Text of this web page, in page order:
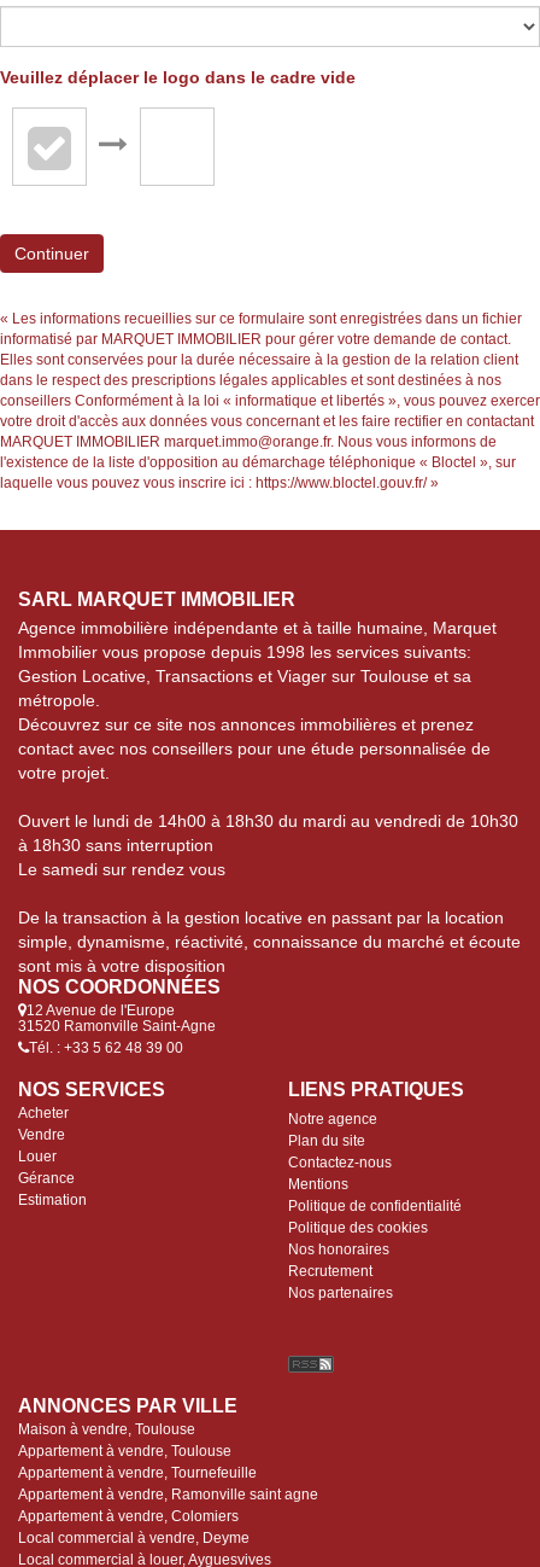
Veuillez déplacer le logo dans le cadre vide
Continuer
« Les informations recueillies sur ce formulaire sont enregistrées dans un fichier
informatisé par MARQUET IMMOBILIER pour gérer votre demande de contact.
Elles sont conservées pour la durée nécessaire à la gestion de la relation client
dans le respect des prescriptions légales applicables et sont destinées à nos
conseillers Conformément à la loi « informatique et libertés », vous pouvez exercer
votre droit d'accès aux données vous concernant et les faire rectifier en contactant
MARQUET IMMOBILIER marquet.immo@orange.fr. Nous vous informons de
l'existence de la liste d'opposition au démarchage téléphonique « Bloctel », sur
laquelle vous pouvez vous inscrire ici : https://www.bloctel.gouv.fr/»
SARL MARQUET IMMOBILIER
Agence immobilière indépendante et à taille humaine, Marquet
Immobilier vous propose depuis 1998 les services suivants:
Gestion Locative, Transactions et Viager sur Toulouse et sa
métropole.
Découvrez sur ce site nos annonces immobilières et prenez
contact avec nos conseillers pour une étude personnalisée de
votre projet.
Ouvert le lundi de 14h00 à 18h30 du mardi au vendredi de 10h30
à 18h30 sans interruption
Le samedi sur rendez vous
De la transaction à la gestion locative en passant par la location
simple, dynamisme, réactivité, connaissance du marché et écoute
sont mis à votre disposition
NOS COORDONNÉES
12 Avenue de l'Europe
31520 Ramonville Saint-Agne
Tél. : +33 5 62 48 39 00
NOS SERVICES
Acheter
Vendre
Louer
Gérance
Estimation
LIENS PRATIQUES
Notre agence
Plan du site
Contactez-nous
Mentions
Politique de confidentialité
Politique des cookies
Nos honoraires
Recrutement
Nos partenaires
ANNONCES PAR VILLE
Maison à vendre, Toulouse
Appartement à vendre, Toulouse
Appartement à vendre, Tournefeuille
Appartement à vendre, Ramonville saint agne
Appartement à vendre, Colomiers
Local commercial à vendre, Deyme
Local commercial à louer, Ayguesvives